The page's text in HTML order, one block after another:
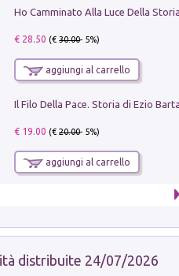
€ 28.50 (€30.00- 5%)
aggiungi al carrello
€ 19.00 (€20.00- 5%)
aggiungi al carrello
distribuite 24/07/2026